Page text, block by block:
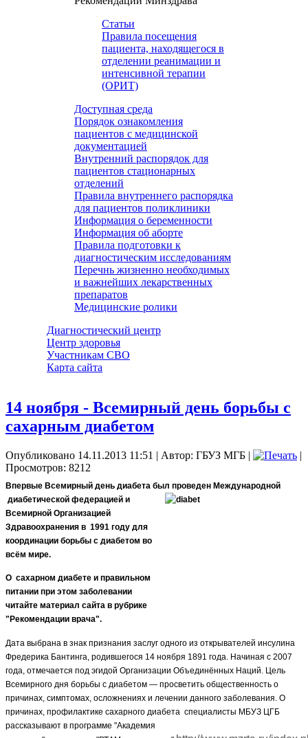
Статьи
Правила посещения
пациента, находящегося в
отделении реанимации и
интенсивной терапии
(ОРИТ)
Доступная среда
Порядок ознакомления
пациентов с медицинской
документацией
Внутренний распорядок для
пациентов стационарных
отделений
Правила внутреннего распорядка
для пациентов поликлиники
Информация о беременности
Информация об аборте
Правила подготовки к
диагностическим исследованиям
Перечнь жизненно необходимых
и важнейших лекарственных
препаратов
Медицинские ролики
Диагностический центр
Центр здоровья
Участникам СВО
Карта сайта
14 ноября - Всемирный день борьбы с
сахарным диабетом
Опубликовано 14.11.2013 11:51 | Автор: ГБУЗ МГБ |
|
Просмотров: 8212
Впервые Всемирный день диабета был проведен Международной
диабетической федерацией и
Всемирной Организацией
Здравоохранения в 1991 году для
координации борьбы с диабетом во
всём мире.
О сахарном диабете и правильном
питании при этом заболевании
читайте материал сайта в рубрике
"Рекомендации врача".
Дата выбрана в знак признания заслуг одного из открывателей инсулина
Фредерика Бантинга, родившегося 14 ноября 1891 года. Начиная с 2007
года, отмечается под эгидой Организации Объединённых Наций. Цель
Всемирного дня борьбы с диабетом — просветить общественность о
причинах, симптомах, осложнениях и лечении данного заболевания. О
причинах, профилактике сахарного диабета специалисты МБУЗ ЦГБ
рассказывают в программе "Академия